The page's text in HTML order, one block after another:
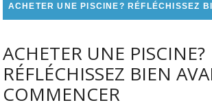
ACHETER UNE PISCINE? RÉFLÉCHISSEZ
ACHETER UNE PISCINE?
RÉFLÉCHISSEZ BIEN
COMMENCER